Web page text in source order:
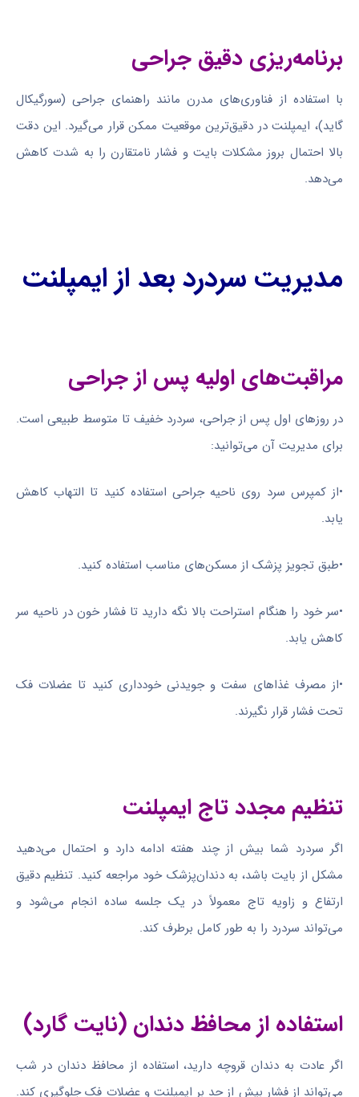
برنامه‌ریزی دقیق جراحی
با استفاده از فناوری‌های مدرن مانند راهنمای جراحی (سورگیکال
گاید)، ایمپلنت در دقیق‌ترین موقعیت ممکن قرار می‌گیرد. این دقت
بالا احتمال بروز مشکلات بایت و فشار نامتقارن را به شدت کاهش
می‌دهد.
مدیریت سردرد بعد از ایمپلنت
مراقبت‌های اولیه پس از جراحی
در روزهای اول پس از جراحی، سردرد خفیف تا متوسط طبیعی است.
برای مدیریت آن می‌توانید:
•از کمپرس سرد روی ناحیه جراحی استفاده کنید تا التهاب کاهش
یابد.
•طبق تجویز پزشک از مسکن‌های مناسب استفاده کنید.
•سر خود را هنگام استراحت بالا نگه دارید تا فشار خون در ناحیه سر
کاهش یابد.
•از مصرف غذاهای سفت و جویدنی خودداری کنید تا عضلات فک
تحت فشار قرار نگیرند.
تنظیم مجدد تاج ایمپلنت
اگر سردرد شما بیش از چند هفته ادامه دارد و احتمال می‌دهید
مشکل از بایت باشد، به دندان‌پزشک خود مراجعه کنید. تنظیم دقیق
ارتفاع و زاویه تاج معمولاً در یک جلسه ساده انجام می‌شود و
می‌تواند سردرد را به طور کامل برطرف کند.
استفاده از محافظ دندان (نایت گارد)
اگر عادت به دندان قروچه دارید، استفاده از محافظ دندان در شب
می‌تواند از فشار بیش از حد بر ایمپلنت و عضلات فک جلوگیری کند.